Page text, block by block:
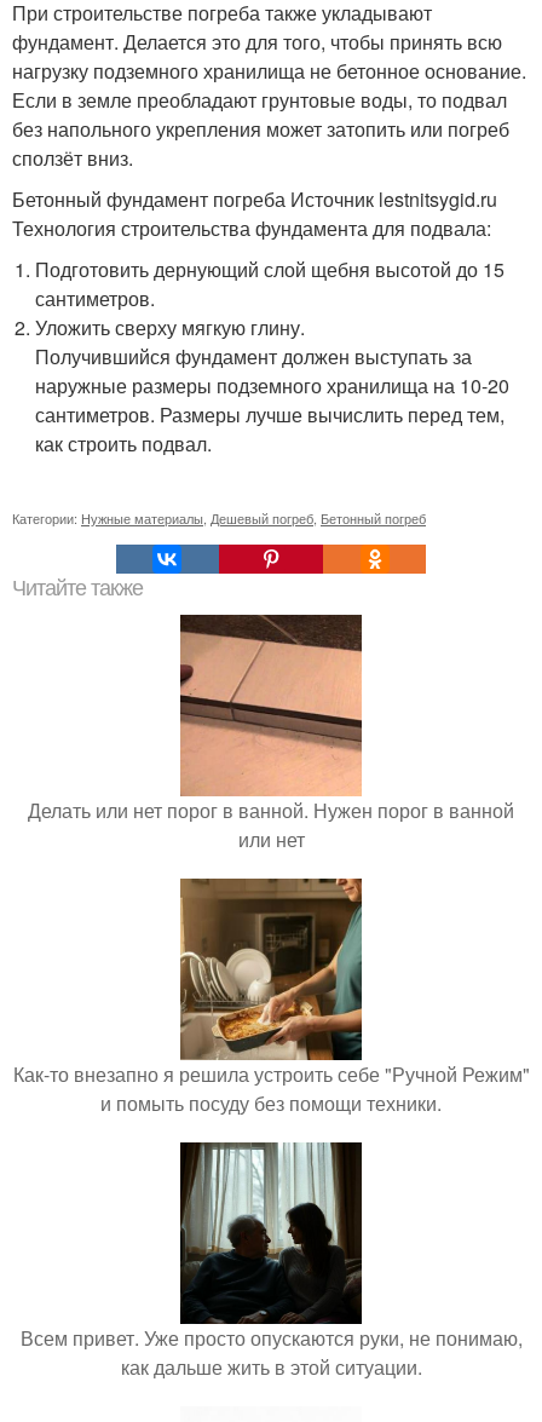
При строительстве погреба также укладывают
фундамент. Делается это для того, чтобы принять всю
нагрузку подземного хранилища не бетонное основание.
Если в земле преобладают грунтовые воды, то подвал
без напольного укрепления может затопить или погреб
сползёт вниз.
Бетонный фундамент погреба Источник lestnitsygid.ru
Технология строительства фундамента для подвала:
Подготовить дернующий слой щебня высотой до 15
сантиметров.
Уложить сверху мягкую глину.
Получившийся фундамент должен выступать за
наружные размеры подземного хранилища на 10-20
сантиметров. Размеры лучше вычислить перед тем,
как строить подвал.
Категории: Нужные материалы, Дешевый погреб, Бетонный погреб
Читайте также
Делать или нет порог в ванной. Нужен порог в ванной
или нет
Как-то внезапно я решила устроить себе "Ручной Режим"
и помыть посуду без помощи техники.
Всем привет. Уже просто опускаются руки, не понимаю,
как дальше жить в этой ситуации.